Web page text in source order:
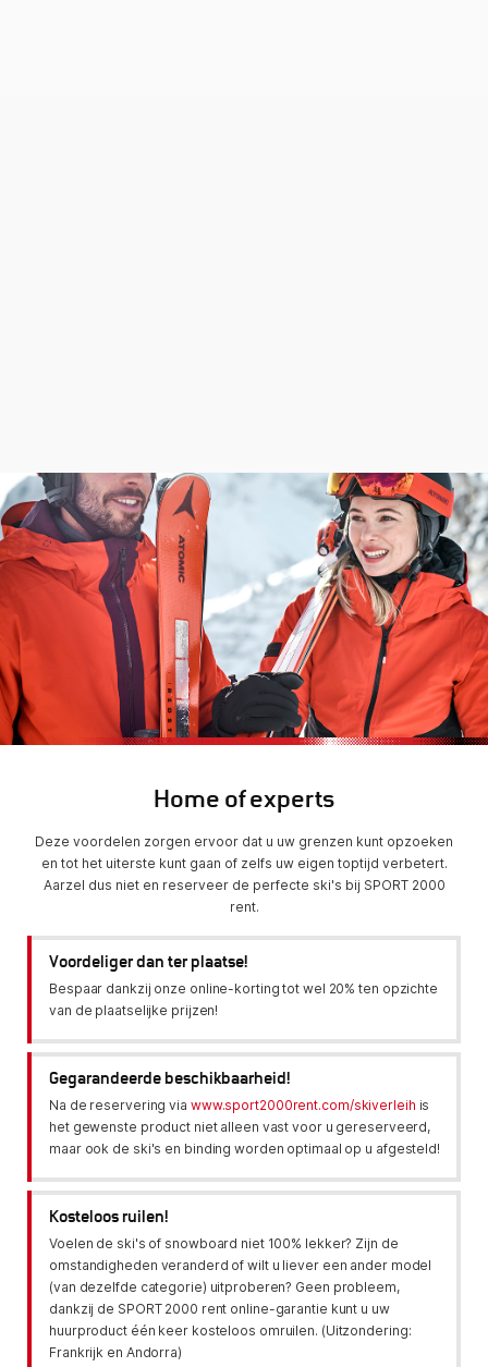
Home of experts
Deze voordelen zorgen ervoor dat u uw grenzen kunt opzoeken
en tot het uiterste kunt gaan of zelfs uw eigen toptijd verbetert.
Aarzel dus niet en reserveer de perfecte ski's bij SPORT 2000
rent.
Voordeliger dan ter plaatse!
Bespaar dankzij onze online-korting tot wel 20% ten opzichte
van de plaatselijke prijzen!
Gegarandeerde beschikbaarheid!
Na de reservering via www.sport2000rent.com/skiverleih is
het gewenste product niet alleen vast voor u gereserveerd,
maar ook de ski's en binding worden optimaal op u afgesteld!
Kosteloos ruilen!
Voelen de ski's of snowboard niet 100% lekker? Zijn de
omstandigheden veranderd of wilt u liever een ander model
(van dezelfde categorie) uitproberen? Geen probleem,
dankzij de SPORT 2000 rent online-garantie kunt u uw
huurproduct één keer kosteloos omruilen. (Uitzondering:
Frankrijk en Andorra)